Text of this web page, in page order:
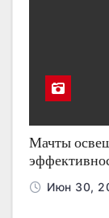
Мачты
Июн 30,